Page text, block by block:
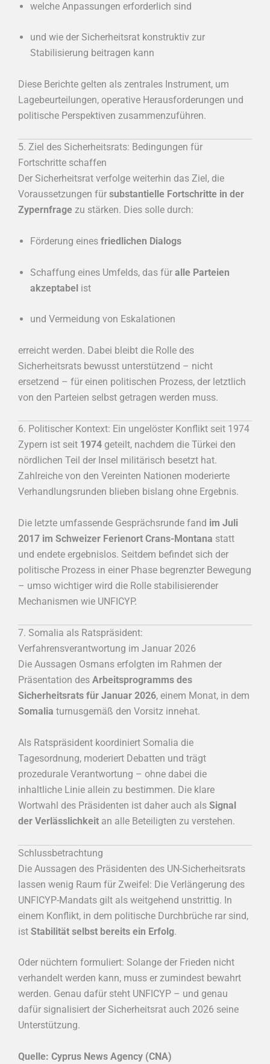
welche Anpassungen erforderlich sind
und wie der Sicherheitsrat konstruktiv zur
Stabilisierung beitragen kann
Diese Berichte gelten als zentrales Instrument, um
Lagebeurteilungen, operative Herausforderungen und
politische Perspektiven zusammenzuführen.
5. Ziel des Sicherheitsrats: Bedingungen für
Fortschritte schaffen
Der Sicherheitsrat verfolge weiterhin das Ziel, die
Voraussetzungen für substantielle Fortschritte in der
Zypernfrage zu stärken. Dies solle durch:
Förderung eines friedlichen Dialogs
Schaffung eines Umfelds, das für alle Parteien
akzeptabel ist
und Vermeidung von Eskalationen
erreicht werden. Dabei bleibt die Rolle des
Sicherheitsrats bewusst unterstützend – nicht
ersetzend – für einen politischen Prozess, der letztlich
von den Parteien selbst getragen werden muss.
6. Politischer Kontext: Ein ungelöster Konflikt seit 1974
Zypern ist seit 1974 geteilt, nachdem die Türkei den
nördlichen Teil der Insel militärisch besetzt hat.
Zahlreiche von den Vereinten Nationen moderierte
Verhandlungsrunden blieben bislang ohne Ergebnis.
Die letzte umfassende Gesprächsrunde fand im Juli
2017 im Schweizer Ferienort Crans-Montana statt
und endete ergebnislos. Seitdem befindet sich der
politische Prozess in einer Phase begrenzter Bewegung
– umso wichtiger wird die Rolle stabilisierender
Mechanismen wie UNFICYP.
7. Somalia als Ratspräsident:
Verfahrensverantwortung im Januar 2026
Die Aussagen Osmans erfolgten im Rahmen der
Präsentation des Arbeitsprogramms des
Sicherheitsrats für Januar 2026, einem Monat, in dem
Somalia turnusgemäß den Vorsitz innehat.
Als Ratspräsident koordiniert Somalia die
Tagesordnung, moderiert Debatten und trägt
prozedurale Verantwortung – ohne dabei die
inhaltliche Linie allein zu bestimmen. Die klare
Wortwahl des Präsidenten ist daher auch als Signal
der Verlässlichkeit an alle Beteiligten zu verstehen.
Schlussbetrachtung
Die Aussagen des Präsidenten des UN-Sicherheitsrats
lassen wenig Raum für Zweifel: Die Verlängerung des
UNFICYP-Mandats gilt als weitgehend unstrittig. In
einem Konflikt, in dem politische Durchbrüche rar sind,
ist Stabilität selbst bereits ein Erfolg.
Oder nüchtern formuliert: Solange der Frieden nicht
verhandelt werden kann, muss er zumindest bewahrt
werden. Genau dafür steht UNFICYP – und genau
dafür signalisiert der Sicherheitsrat auch 2026 seine
Unterstützung.
Quelle: Cyprus News Agency (CNA)